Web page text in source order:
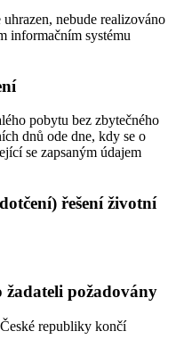
nebude realizováno
informačním systému
pobytu bez zbytečného
dnů ode dne, kdy se o
se zapsaným údajem
řešení životní
žadateli požadovány
republiky končí